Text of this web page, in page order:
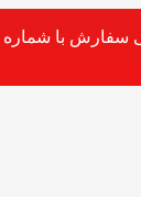
سفارش با شماره